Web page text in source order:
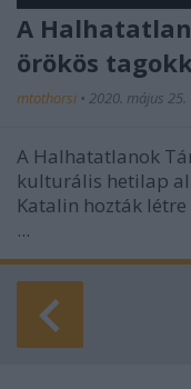
A
örökös
mtothorsi • 2020. május 25.
A Halhatatlanok
kulturális hetilap
Katalin hozták
...